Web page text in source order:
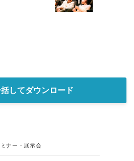
してダウンロード
ナー・展示会